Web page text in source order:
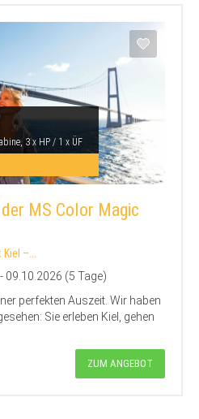
3 x HP / 1 x ÜF
MS Color Magic
–...
09.10.2026 (5 Tage)
perfekten Auszeit. Wir haben
Sie erleben Kiel, gehen
ZUM ANGEBOT